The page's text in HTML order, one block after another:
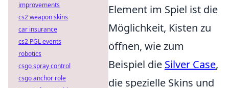
Element im Spiel ist die
Möglichkeit, Kisten zu
öffnen, wie zum
Beispiel die Silver Case,
die spezielle Skins und
improvements
cs2 weapon skins
car insurance
cs2 PGL events
robotics
csgo spray control
csgo anchor role